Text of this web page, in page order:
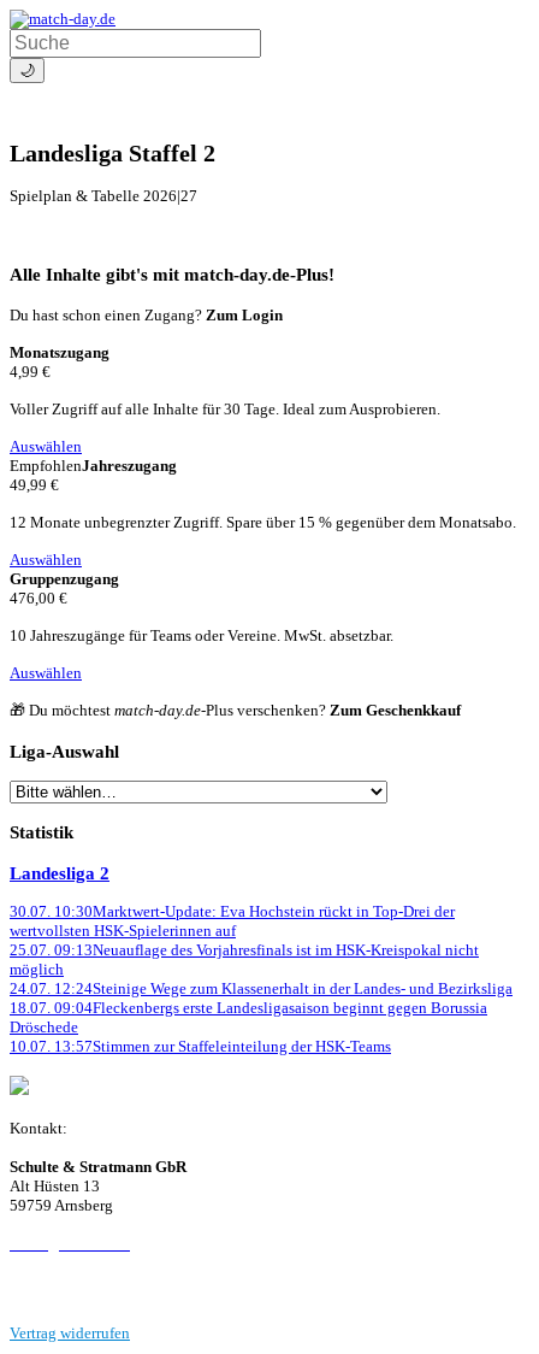
🌙
Landesliga Staffel 2
Spielplan & Tabelle 2026|27
Alle Inhalte gibt's mit match-day.de-Plus!
Du hast schon einen Zugang? Zum Login
Monatszugang
4,99 €
Voller Zugriff auf alle Inhalte für 30 Tage. Ideal zum Ausprobieren.
Auswählen
EmpfohlenJahreszugang
49,99 €
12 Monate unbegrenzter Zugriff. Spare über 15 % gegenüber dem Monatsabo.
Auswählen
Gruppenzugang
476,00 €
10 Jahreszugänge für Teams oder Vereine. MwSt. absetzbar.
Auswählen
🎁 Du möchtest match-day.de-Plus verschenken? Zum Geschenkkauf
Liga-Auswahl
Liga
wählen
Statistik
Landesliga 2
30.07. 10:30Marktwert-Update: Eva Hochstein rückt in Top-Drei der
wertvollsten HSK-Spielerinnen auf
25.07. 09:13Neuauflage des Vorjahresfinals ist im HSK-Kreispokal nicht
möglich
24.07. 12:24Steinige Wege zum Klassenerhalt in der Landes- und Bezirksliga
18.07. 09:04Fleckenbergs erste Landesligasaison beginnt gegen Borussia
Dröschede
10.07. 13:57Stimmen zur Staffeleinteilung der HSK-Teams
Kontakt:
Schulte & Stratmann GbR
Alt Hüsten 13
59759 Arnsberg
Vertrag widerrufen